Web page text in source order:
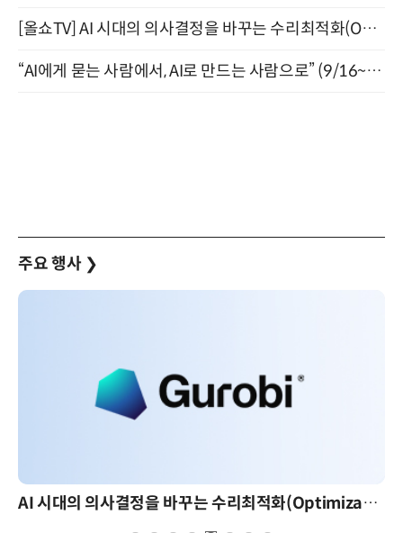
[올쇼TV] AI 시대의 의사결정을 바꾸는 수리최적화(Optimization) 소개 (8/20 생방송)
“AI에게 묻는 사람에서, AI로 만드는 사람으로” (9/16~17)
주요 행사 ❯
AI 시대의 의사결정을 바꾸는 수리최적화(Optimization): 실제 산업 적용 사례와 활용 전략